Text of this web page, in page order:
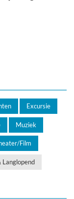
Excursie
Muziek
Film
Langlopend